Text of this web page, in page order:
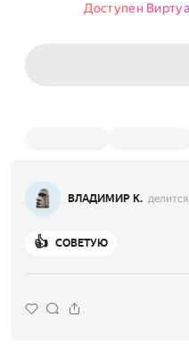
Доступен
ВЛАДИМИР К.
👍 СОВЕТУЮ